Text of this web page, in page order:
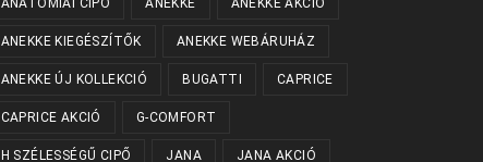
ANEKKE KIEGÉSZÍTŐK ANEKKE WEBÁRUHÁZ
ANEKKE ÚJ KOLLEKCIÓ BUGATTI CAPRICE
CAPRICE AKCIÓ G-COMFORT
H SZÉLESSÉGŰ CIPŐ JANA JANA AKCIÓ